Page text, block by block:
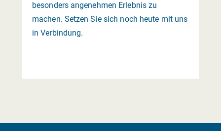
besonders angenehmen Erlebnis zu
machen. Setzen Sie sich noch heute mit uns
in Verbindung.